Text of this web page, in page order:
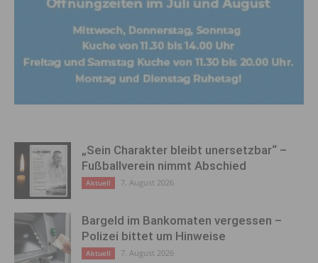
„Sein Charakter bleibt unersetzbar“ –
Fußballverein nimmt Abschied
Aktuell 7. August 2026
Bargeld im Bankomaten vergessen –
Polizei bittet um Hinweise
Aktuell 7. August 2026